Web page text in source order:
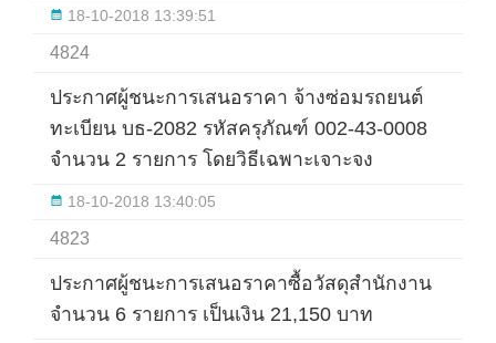
18-10-2018 13:39:51
4824
ประกาศผู้ชนะการเสนอราคา จ้างซ่อมรถยนต์
ทะเบียน บธ-2082 รหัสครุภัณฑ์ 002-43-0008
จำนวน 2 รายการ โดยวิธีเฉพาะเจาะจง
18-10-2018 13:40:05
4823
ประกาศผู้ชนะการเสนอราคาซื้อวัสดุสำนักงาน
จำนวน 6 รายการ เป็นเงิน 21,150 บาท